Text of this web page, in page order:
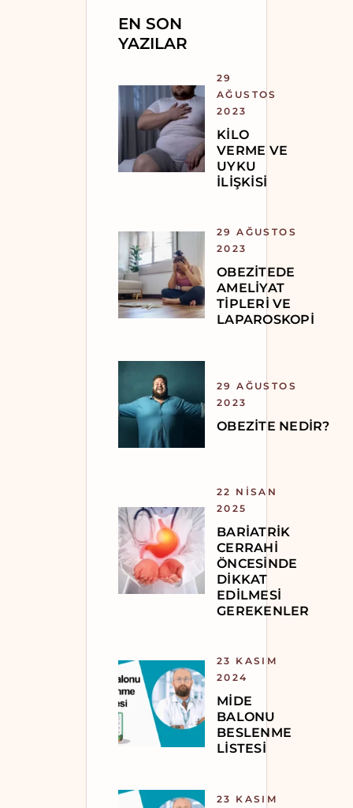
EN SON
YAZILAR
KILO
VERME VE
UYKU
İLIŞKISI
29
AĞUSTOS
2023
OBEZITEDE
AMELIYAT
TIPLERI VE
LAPAROSKOPI
29 AĞUSTOS
2023
OBEZITE NEDIR?
29 AĞUSTOS
2023
BARIATRIK
CERRAHI
ÖNCESINDE
DIKKAT
EDILMESI
GEREKENLER
22 NISAN
2025
MIDE
BALONU
BESLENME
LISTESI
23 KASIM
2024
23 KASIM